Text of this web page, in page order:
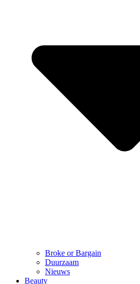
Broke or Bargain
Duurzaam
Nieuws
Beauty